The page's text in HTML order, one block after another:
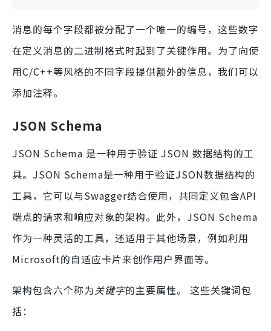
消息的每个字段都被分配了一个唯一的编号，这些数字
在定义消息的二进制格式时起到了关键作用。为了向使
用C/C++等风格的不同字段提供额外的信息，我们可以
添加注释。
JSON Schema
JSON Schema 是一种用于验证 JSON 数据结构的工
具。JSON Schema是一种用于验证JSON数据结构的
工具，它可以与Swagger结合使用，共同定义包含API
端点的请求和响应对象的架构。此外，JSON Schema
作为一种灵活的工具，还适用于其他场景，例如利用
Microsoft的自适应卡片来创作用户界面等。
架构包含六个称为关键字的主要属性。 这些关键词包
括：